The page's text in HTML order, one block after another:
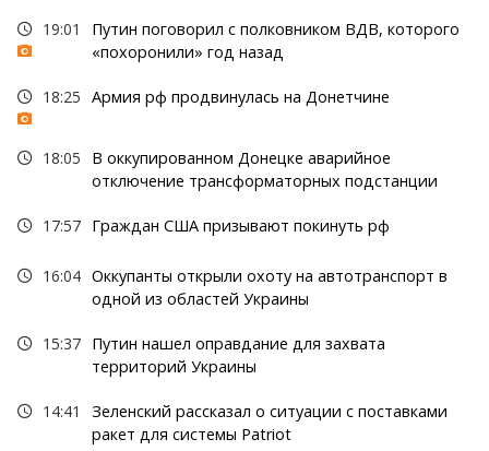
19:01
Путин поговорил с полковником ВДВ, которого
«похоронили» год назад
18:25 Армия рф продвинулась на Донетчине
18:05
В оккупированном Донецке аварийное
отключение трансформаторных подстанции
17:57 Граждан США призывают покинуть рф
16:04 Оккупанты открыли охоту на автотранспорт в
одной из областей Украины
15:37 Путин нашел оправдание для захвата
территорий Украины
14:41
Зеленский рассказал о ситуации с поставками
ракет для системы Patriot